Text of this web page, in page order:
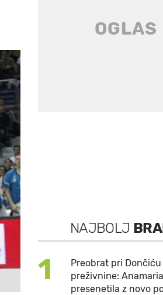
NAJBOLJ
1
Preobrat pri
preživnine: Anamaria
presenetila z novo